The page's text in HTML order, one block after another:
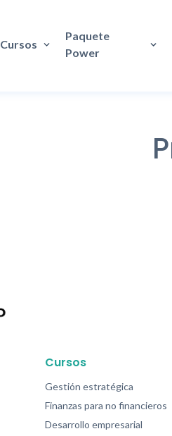
Cursos
Paquete
Power
Cursos
Gestión estratégica
Finanzas para no financieros
Desarrollo empresarial